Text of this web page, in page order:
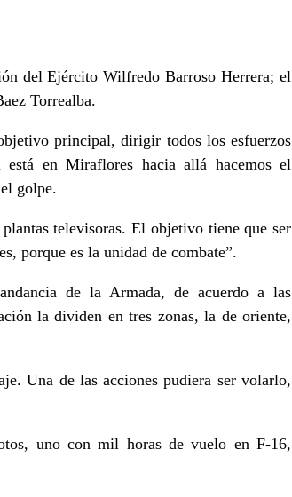
del Ejército Wilfredo Barroso Herrera; el
Torrealba.
principal, dirigir todos los esfuerzos
está en Miraflores hacia allá hacemos el
golpe.
televisoras. El objetivo tiene que ser
porque es la unidad de combate”.
de la Armada, de acuerdo a las
la dividen en tres zonas, la de oriente,
Una de las acciones pudiera ser volarlo,
uno con mil horas de vuelo en F-16,